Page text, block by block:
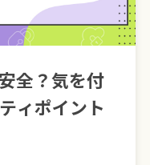
全？気を付
ィポイント